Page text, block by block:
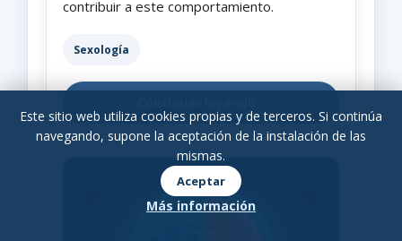
contribuir a este comportamiento.
Sexología
Este sitio web utiliza cookies propias y de terceros. Si continúa
navegando, supone la aceptación de la instalación de las
mismas.
Aceptar
Más información